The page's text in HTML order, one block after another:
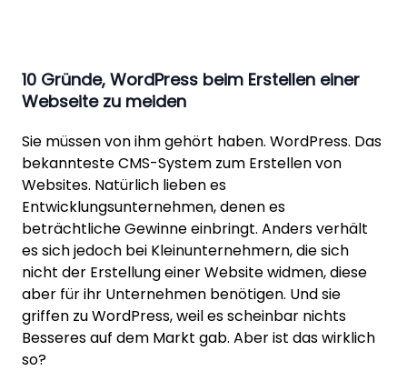
10 Gründe, WordPress beim Erstellen einer
Webseite zu meiden
Sie müssen von ihm gehört haben. WordPress. Das
bekannteste CMS-System zum Erstellen von
Websites. Natürlich lieben es
Entwicklungsunternehmen, denen es
beträchtliche Gewinne einbringt. Anders verhält
es sich jedoch bei Kleinunternehmern, die sich
nicht der Erstellung einer Website widmen, diese
aber für ihr Unternehmen benötigen. Und sie
griffen zu WordPress, weil es scheinbar nichts
Besseres auf dem Markt gab. Aber ist das wirklich
so?